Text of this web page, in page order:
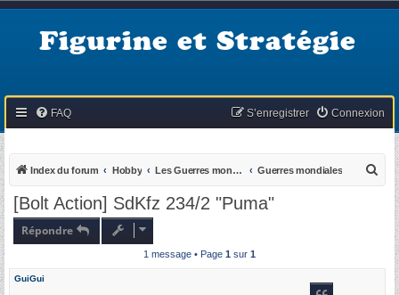
Figurine et Stratégie
FAQ Connexion
S’enregistrer
Index du forum Hobby Les Guerres mondiales & coloniales Guerres mondiales
[Bolt Action] SdKfz 234/2 "Puma"
Répondre
1 message • Page 1 sur 1
GuiGui